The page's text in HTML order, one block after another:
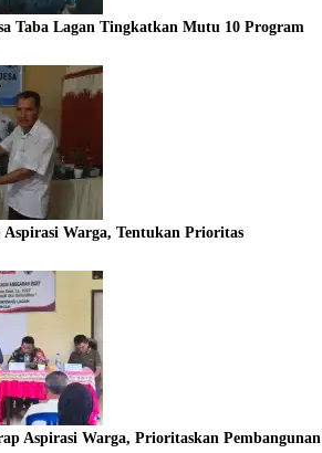
Taba Lagan Tingkatkan Mutu 10 Program
Aspirasi Warga, Tentukan Prioritas
Aspirasi Warga, Prioritaskan Pembangunan